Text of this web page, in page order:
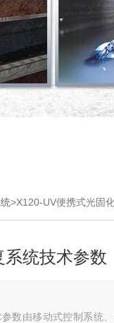
>X120-UV便携式光固
统技术参数
数由移动式控制系统